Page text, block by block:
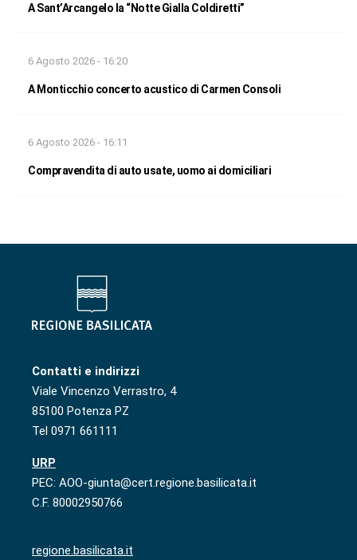
A Sant’Arcangelo la “Notte Gialla Coldiretti”
6 Agosto 2026 - 16:20
A Monticchio concerto acustico di Carmen Consoli
6 Agosto 2026 - 16:11
Compravendita di auto usate, uomo ai domiciliari
Contatti e indirizzi
Viale Vincenzo Verrastro, 4
85100 Potenza PZ
Tel 0971 661111
URP
PEC: AOO-giunta@cert.regione.basilicata.it
C.F. 80002950766
regione.basilicata.it